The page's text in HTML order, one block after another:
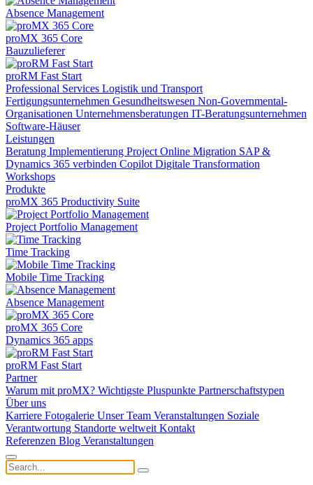
Absence Management
proMX 365 Core
Bauzulieferer
proRM Fast Start
Professional Services Logistik und Transport
Fertigungsunternehmen Gesundheitswesen Non-Governmental-
Organisationen Unternehmensberatungen IT-Beratungsunternehmen
Software-Häuser
Leistungen
Beratung Implementierung Project Online Migration SAP &
Dynamics 365 verbinden Copilot Digitale Transformation
Workshops
Produkte
proMX 365 Productivity Suite
Project Portfolio Management
Time Tracking
Mobile Time Tracking
Absence Management
proMX 365 Core
Dynamics 365 apps
proRM Fast Start
Partner
Warum mit proMX? Wichtigste Pluspunkte Partnerschaftstypen
Über uns
Karriere Fotogalerie Unser Team Veranstaltungen Soziale
Verantwortung Standorte weltweit Kontakt
Referenzen Blog Veranstaltungen